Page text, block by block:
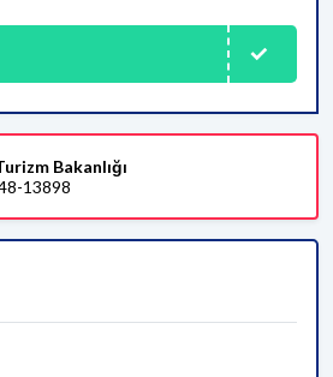
Bakanlığı
13898